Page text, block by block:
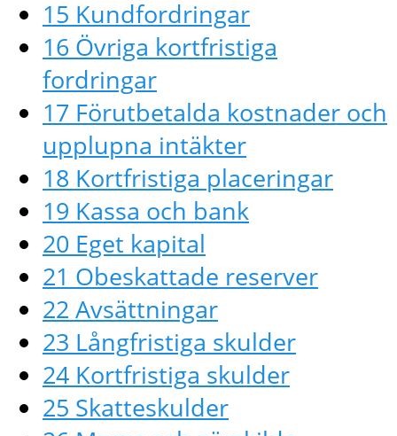
15 Kundfordringar
16 Övriga kortfristiga
fordringar
17 Förutbetalda kostnader och
upplupna intäkter
18 Kortfristiga placeringar
19 Kassa och bank
20 Eget kapital
21 Obeskattade reserver
22 Avsättningar
23 Långfristiga skulder
24 Kortfristiga skulder
25 Skatteskulder